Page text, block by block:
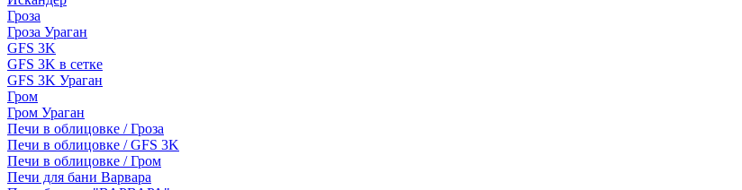
Гроза
Гроза Ураган
GFS 3K
GFS 3K в сетке
GFS 3K Ураган
Гром
Гром Ураган
Печи в облицовке / Гроза
Печи в облицовке / GFS 3K
Печи в облицовке / Гром
Печи для бани Варвара